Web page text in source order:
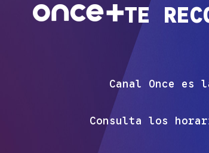
TE
Canal Once
Consulta los